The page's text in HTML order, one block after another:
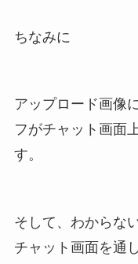
ちなみに
アップロード画像
フがチャット画面
す。
そして、わからな
チャット画面を通